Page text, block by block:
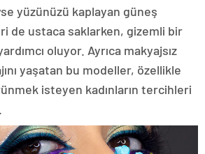
yüzünüzü kaplayan güneş
de ustaca saklarken, gizemli bir
oluyor. Ayrıca makyajsız
yaşatan bu modeller, özellikle
isteyen kadınların tercihleri